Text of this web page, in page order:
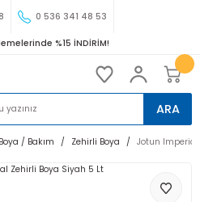
0 536 341 48 53
%15 İNDİRİM!
ARA
Boya / Bakım Zehirli Boya Jotun Imperial